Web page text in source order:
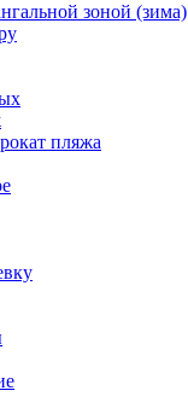
зоной (зима)
пляжа